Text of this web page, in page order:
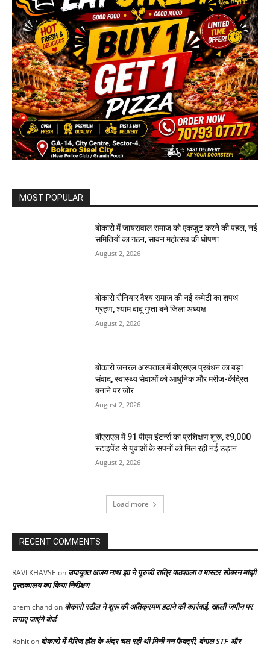
MOST POPULAR
बोकारो में जायसवाल समाज को एकजुट करने की पहल, नई
समितियों का गठन, सावन महोत्सव की घोषणा
August 2, 2026
बोकारो रौनियार वैश्य समाज की नई कमेटी का शपथ
ग्रहण, श्याम बाबू गुप्ता बने जिला अध्यक्ष
August 2, 2026
बोकारो जनरल अस्पताल में बीएसएल प्रबंधन का बड़ा
संवाद, स्वास्थ्य सेवाओं को आधुनिक और मरीज-केंद्रित
बनाने पर जोर
August 2, 2026
बीएसएल में 91 पीएम इंटर्न्स का प्रशिक्षण शुरू, ₹9,000
स्टाइपेंड से युवाओं के सपनों को मिल रही नई उड़ान
August 2, 2026
Load more
RECENT COMMENTS
RAVI KHAVSE on उपायुक्त अजय नाथ झा ने गुरुजी रात्रि पाठशाला व मास्टर सोबरन मांझी
पुस्तकालय का किया निरीक्षण
prem chandon बोकारो स्टील ने शुरू की अतिक्रमण हटाने की कार्रवाई, खाली जमीन पर
लगाए जाएंगे बोर्ड
Rohiton बोकारो में मैरिज हॉल के अंदर चल रही थी मिनी गन फैक्ट्री, बंगाल STF और